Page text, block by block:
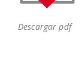
Descargar pdf